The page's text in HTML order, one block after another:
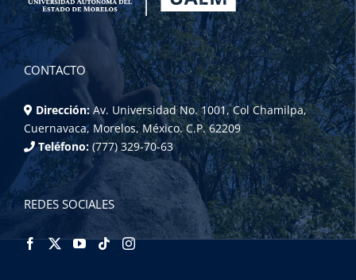
CONTACTO
Dirección: Av. Universidad No. 1001, Col Chamilpa,
Cuernavaca, Morelos, México. C.P. 62209
Teléfono: (777) 329-70-63
REDES SOCIALES